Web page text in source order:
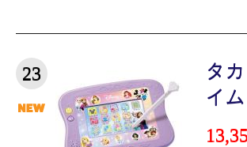
23
タ
イ